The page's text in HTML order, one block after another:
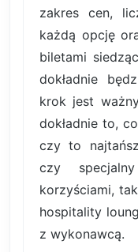
zakres cen,
każdą opcję
biletami
dokładnie
krok jest
dokładnie to,
czy to
czy
korzyściami,
hospitality
z wykonawcą.